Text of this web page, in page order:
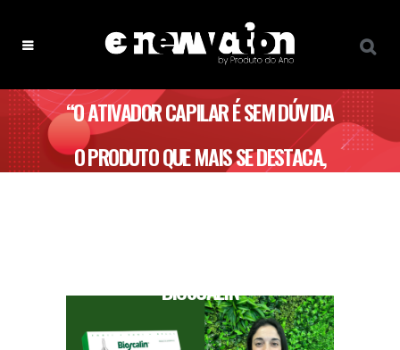
“O ATIVADOR CAPILAR É SEM DÚVIDA
O PRODUTO QUE MAIS SE DESTACA,
BIOSCALIN